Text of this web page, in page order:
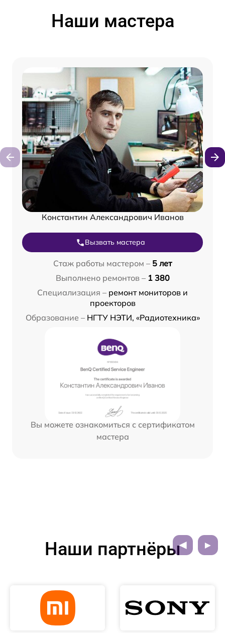
Наши мастера
Константин Александрович Иванов
Вызвать мастера
Стаж работы мастером – 5 лет
Выполнено ремонтов – 1 380
Специализация – ремонт мониторов и
проекторов
Образование – НГТУ НЭТИ, «Радиотехника»
Вы можете ознакомиться с сертификатом
мастера
Наши партнёры